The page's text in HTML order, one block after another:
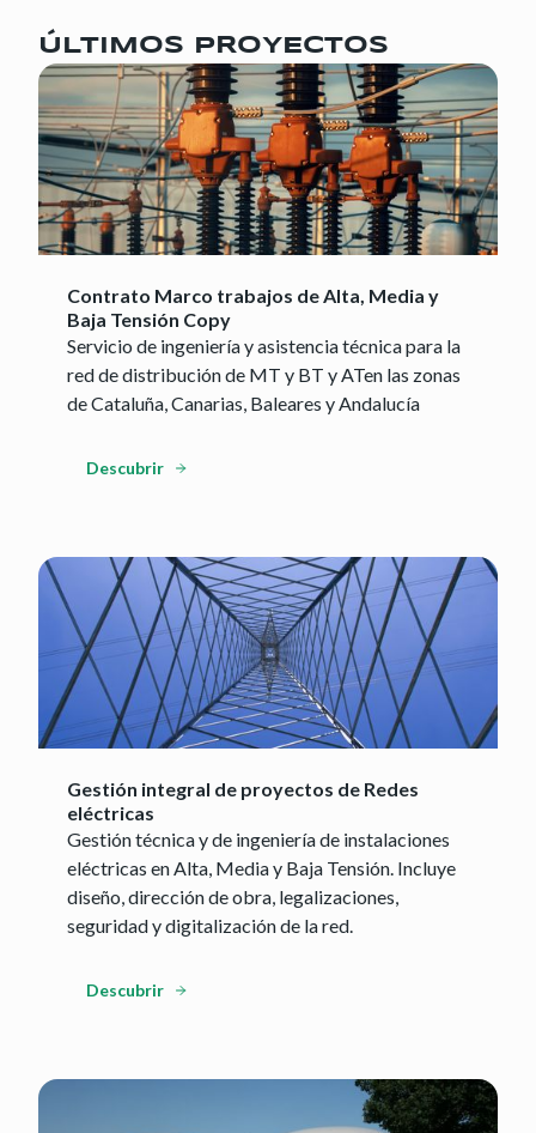
ÚLTIMOS PROYECTOS
Contrato Marco trabajos de Alta, Media y
Baja Tensión Copy
Servicio de ingeniería y asistencia técnica para la
red de distribución de MT y BT y ATen las zonas
de Cataluña, Canarias, Baleares y Andalucía
Descubrir
Gestión integral de proyectos de Redes
eléctricas
Gestión técnica y de ingeniería de instalaciones
eléctricas en Alta, Media y Baja Tensión. Incluye
diseño, dirección de obra, legalizaciones,
seguridad y digitalización de la red.
Descubrir